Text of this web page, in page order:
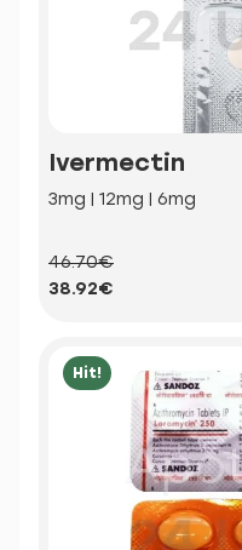
Ivermectin
3mg | 12mg | 6mg
46.70€
38.92€
Hit!